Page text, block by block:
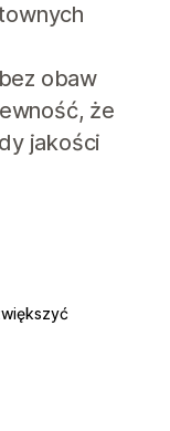
obaw
że
jakości